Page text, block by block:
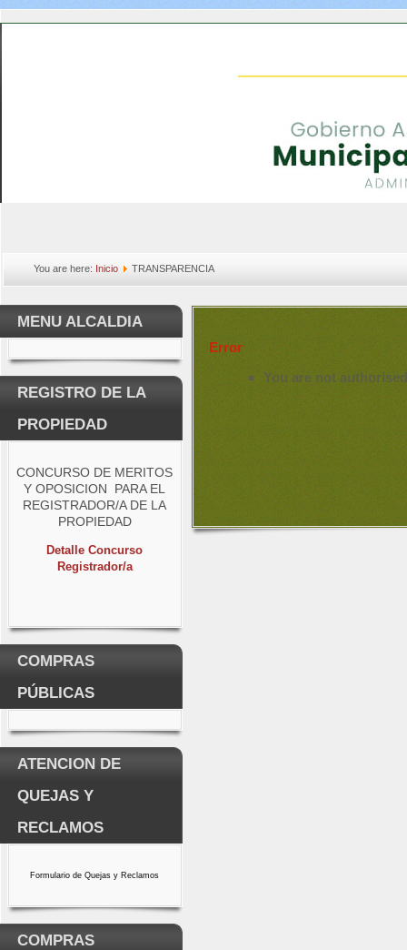
You are here: Inicio TRANSPARENCIA
MENU ALCALDIA
REGISTRO DE LA
PROPIEDAD
CONCURSO DE MERITOS
Y OPOSICION PARA EL
REGISTRADOR/A DE LA
PROPIEDAD
Detalle Concurso
Registrador/a
COMPRAS
PÚBLICAS
ATENCION DE
QUEJAS Y
RECLAMOS
Formulario de Quejas y Reclamos
COMPRAS
Error
You are not